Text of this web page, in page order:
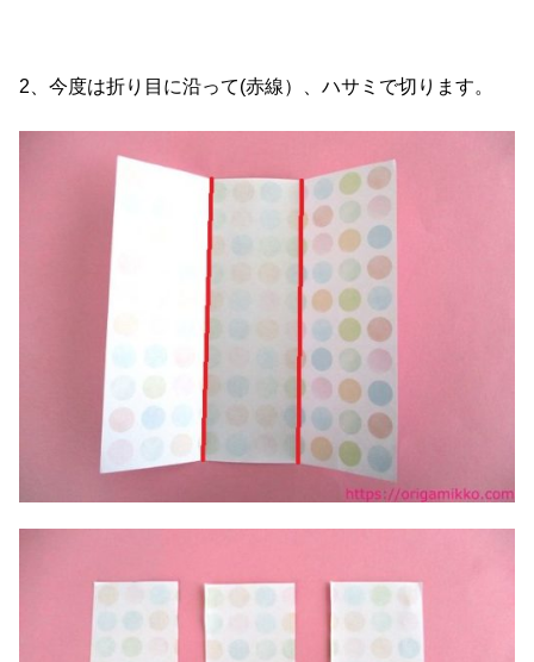
2、今度は折り目に沿って(赤線）、ハサミで切ります。